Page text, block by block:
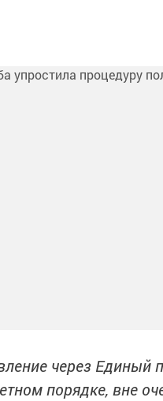
через Единый
порядке, вне